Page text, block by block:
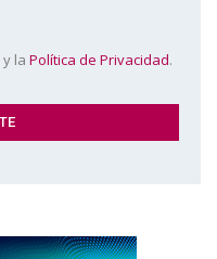
y la Política de Privacidad.